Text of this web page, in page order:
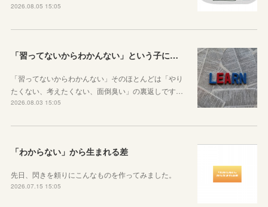
2026.08.05 15:05
「習ってないからわかんない」という子に伝えたい、勉強しようと思ったらその方法はいくらでもあるということ
「習ってないからわかんない」そのほとんどは「やり
たくない、考えたくない、面倒臭い」の裏返しです…
2026.08.03 15:05
「わからない」から生まれる差
先日、閃きを頼りにこんなものを作ってみました。
2026.07.15 15:05